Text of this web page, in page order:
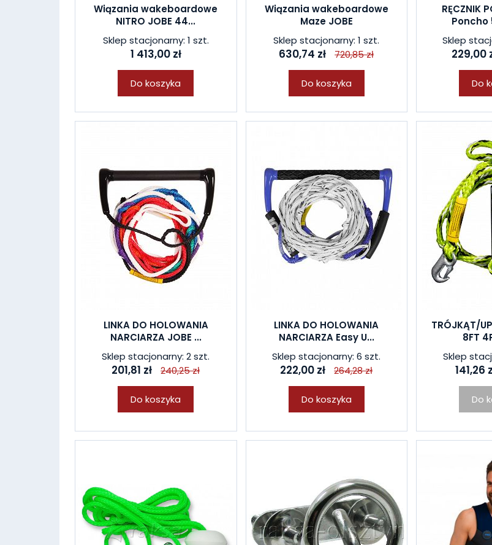
Wiązania wakeboardowe
NITRO JOBE 44...
Sklep stacjonarny: 1 szt.
1 413,00 zł
Do koszyka
Wiązania wakeboardowe
Maze JOBE
Sklep stacjonarny: 1 szt.
630,74 zł 720,85 zł
Do koszyka
RĘCZNIK
Poncho
Sklep
229,00
Do
LINKA DO HOLOWANIA
NARCIARZA JOBE ...
Sklep stacjonarny: 2 szt.
201,81 zł 240,25 zł
Do koszyka
LINKA DO HOLOWANIA
NARCIARZA Easy U...
Sklep stacjonarny: 6 szt.
222,00 zł 264,28 zł
Do koszyka
TRÓJKĄT/
8FT
Sklep
141,26
Do